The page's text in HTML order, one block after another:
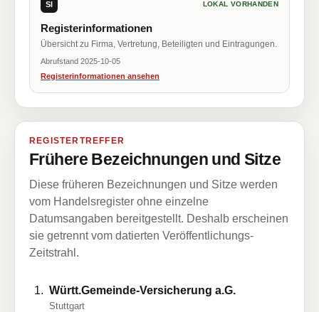
SI LOKAL VORHANDEN
Registerinformationen
Übersicht zu Firma, Vertretung, Beteiligten und Eintragungen.
Abrufstand 2025-10-05
Registerinformationen ansehen
REGISTERTREFFER
Frühere Bezeichnungen und Sitze
Diese früheren Bezeichnungen und Sitze werden
vom Handelsregister ohne einzelne
Datumsangaben bereitgestellt. Deshalb erscheinen
sie getrennt vom datierten Veröffentlichungs-
Zeitstrahl.
Württ.Gemeinde-Versicherung a.G.
Stuttgart